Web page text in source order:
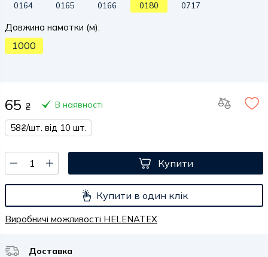
0164 0165 0166 0180 0717
Довжина намотки (м):
1000
65 ₴ В наявності
58₴/шт. від 10 шт.
Купити
Купити в один клік
Виробничі можливості HELENATEX
Доставка